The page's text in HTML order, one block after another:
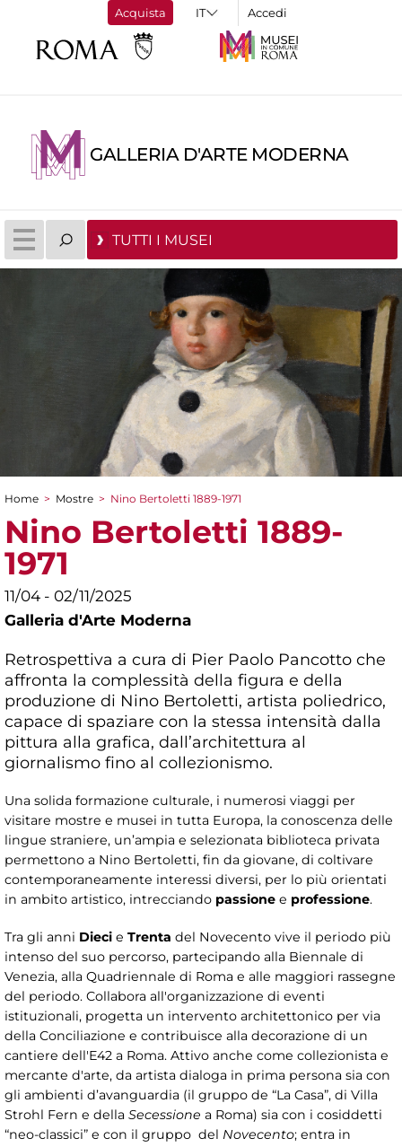
Acquista Accedi
GALLERIA D'ARTE MODERNA
TUTTI I MUSEI
Tu sei qui
Home > Mostre > Nino Bertoletti 1889-1971
Nino Bertoletti 1889-
1971
11/04 - 02/11/2025
Galleria d'Arte Moderna
Retrospettiva a cura di Pier Paolo Pancotto che
affronta la complessità della figura e della
produzione di Nino Bertoletti, artista poliedrico,
capace di spaziare con la stessa intensità dalla
pittura alla grafica, dall’architettura al
giornalismo fino al collezionismo.
Una solida formazione culturale, i numerosi viaggi per
visitare mostre e musei in tutta Europa, la conoscenza delle
lingue straniere, un’ampia e selezionata biblioteca privata
permettono a Nino Bertoletti, fin da giovane, di coltivare
contemporaneamente interessi diversi, per lo più orientati
in ambito artistico, intrecciando passione e professione.
Tra gli anni Dieci e Trenta del Novecento vive il periodo più
intenso del suo percorso, partecipando alla Biennale di
Venezia, alla Quadriennale di Roma e alle maggiori rassegne
del periodo. Collabora all'organizzazione di eventi
istituzionali, progetta un intervento architettonico per via
della Conciliazione e contribuisce alla decorazione di un
cantiere dell'E42 a Roma. Attivo anche come collezionista e
mercante d'arte, da artista dialoga in prima persona sia con
gli ambienti d’avanguardia (il gruppo de “La Casa”, di Villa
Strohl Fern e della Secessione a Roma) sia con i cosiddetti
“neo-classici” e con il gruppo del Novecento; entra in